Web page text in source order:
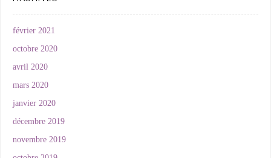
février 2021
octobre 2020
avril 2020
mars 2020
janvier 2020
décembre 2019
novembre 2019